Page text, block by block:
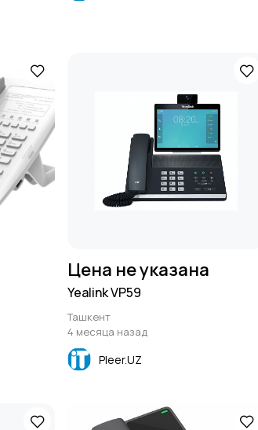
Цена не указана
Yealink VP59
Ташкент
4 месяца назад
Pleer.UZ